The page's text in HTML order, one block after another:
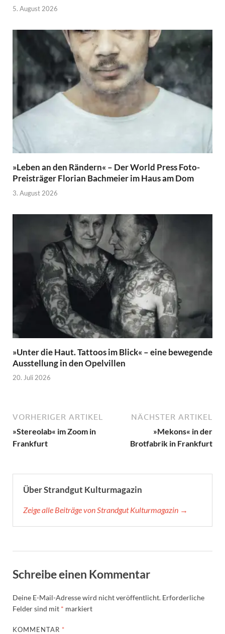
5. August 2026
»Leben an den Rändern« – Der World Press Foto-
Preisträger Florian Bachmeier im Haus am Dom
3. August 2026
»Unter die Haut. Tattoos im Blick« – eine bewegende
Ausstellung in den Opelvillen
20. Juli 2026
VORHERIGER ARTIKEL
»Stereolab« im Zoom in
Frankfurt
NÄCHSTER ARTIKEL
»Mekons« in der
Brotfabrik in Frankfurt
Über Strandgut Kulturmagazin
Zeige alle Beiträge von Strandgut Kulturmagazin →
Schreibe einen Kommentar
Deine E-Mail-Adresse wird nicht veröffentlicht. Erforderliche
Felder sind mit * markiert
KOMMENTAR *